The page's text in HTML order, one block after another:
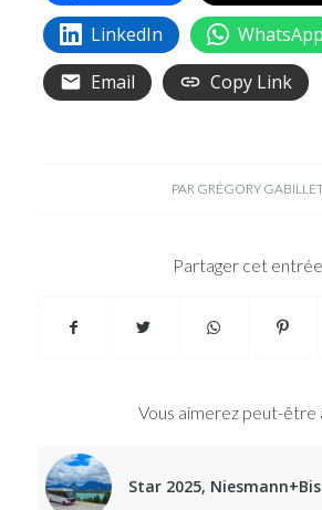
LinkedIn
WhatsApp
Email
Copy Link
PAR GRÉGORY
Partager cet entrée
Vous aimerez peut-être
Star 2025,